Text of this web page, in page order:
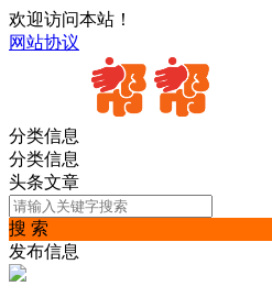
欢迎访问本站！
网站协议
分类信息
分类信息
头条文章
搜 索
发布信息